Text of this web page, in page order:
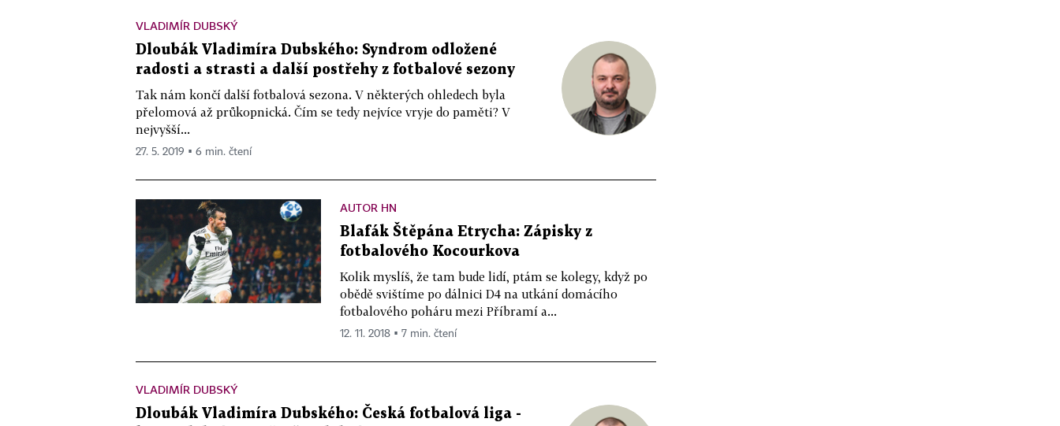
VLADIMÍR DUBSKÝ
Dloubák Vladimíra Dubského: Syndrom odložené
radosti a strasti a další postřehy z fotbalové sezony
Tak nám končí další fotbalová sezona. V některých ohledech byla
přelomová až průkopnická. Čím se tedy nejvíce vryje do paměti? V
nejvyšší...
27. 5. 2019 ▪ 6 min. čtení
AUTOR HN
Blafák Štěpána Etrycha: Zápisky z
fotbalového Kocourkova
Kolik myslíš, že tam bude lidí, ptám se kolegy, když po
obědě svištíme po dálnici D4 na utkání domácího
fotbalového poháru mezi Příbramí a...
12. 11. 2018 ▪ 7 min. čtení
VLADIMÍR DUBSKÝ
Dloubák Vladimíra Dubského: Česká fotbalová liga -